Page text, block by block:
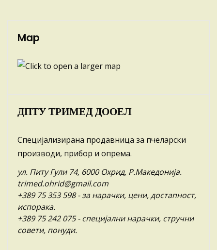
Map
ДПТУ ТРИМЕД ДООЕЛ
Специјализирана продавница за пчеларски
производи, прибор и опрема.
ул. Питу Гули 74, 6000 Охрид, Р.Македонија.
trimed.ohrid@gmail.com
+389 75 353 598- за нарачки, цени, достапност,
испорака.
+389 75 242 075- специјални нарачки, стручни
совети, понуди.